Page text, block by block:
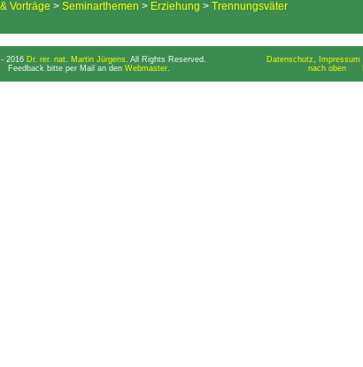
Vorträge > Seminarthemen > Erziehung > Trennungsväter
2016 Dr. rer. nat. Martin Jürgens. All Rights Reserved.
Feedback bitte per Mail an den Webmaster.
Datenschutz,
nach oben